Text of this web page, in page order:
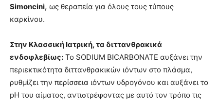
Simoncini, ως θεραπεία για όλους τους τύπους
καρκίνου.
Στην Κλασσική Ιατρική, τα διττανθρακικά
ενδοφλεβίως: Το SODIUM BICARBONATE αυξάνει την
περιεκτικότητα διττανθρακικών ιόντων στο πλάσμα,
ρυθμίζει την περίσσεια ιόντων υδρογόνου και αυξάνει το
pH του αίματος, αντιστρέφοντας με αυτό τον τρόπο τις